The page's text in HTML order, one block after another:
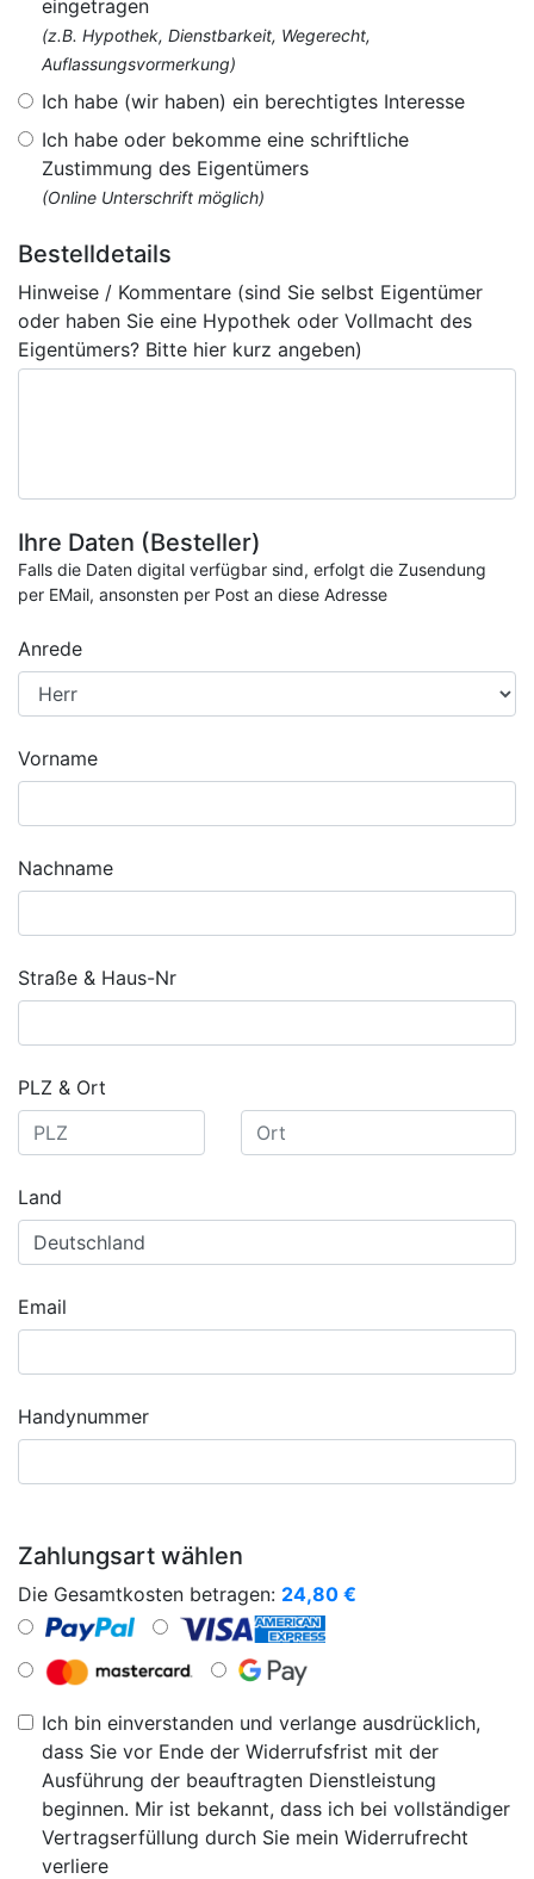
eingetragen
(z.B. Hypothek, Dienstbarkeit, Wegerecht,
Auflassungsvormerkung)
Ich habe (wir haben) ein berechtigtes Interesse
Ich habe oder bekomme eine schriftliche
Zustimmung des Eigentümers
(Online Unterschrift möglich)
Bestelldetails
Hinweise / Kommentare (sind Sie selbst Eigentümer
oder haben Sie eine Hypothek oder Vollmacht des
Eigentümers? Bitte hier kurz angeben)
Ihre Daten (Besteller)
Falls die Daten digital verfügbar sind, erfolgt die Zusendung
per EMail, ansonsten per Post an diese Adresse
Anrede
Vorname
Nachname
Straße & Haus-Nr
PLZ & Ort
Land
Email
Handynummer
Zahlungsart wählen
Die Gesamtkosten betragen: 24,80 €
Ich bin einverstanden und verlange ausdrücklich,
dass Sie vor Ende der Widerrufsfrist mit der
Ausführung der beauftragten Dienstleistung
beginnen. Mir ist bekannt, dass ich bei vollständiger
Vertragserfüllung durch Sie mein Widerrufrecht
verliere